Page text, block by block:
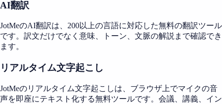
AI翻訳
JotMeのAI翻訳は、200以上の言語に対応した無料の翻訳ツール
です。訳文だけでなく意味、トーン、文脈の解説まで確認でき
ます。
リアルタイム文字起こし
JotMeのリアルタイム文字起こしは、ブラウザ上でマイクの音
声を即座にテキスト化する無料ツールです。会議、講義、イン